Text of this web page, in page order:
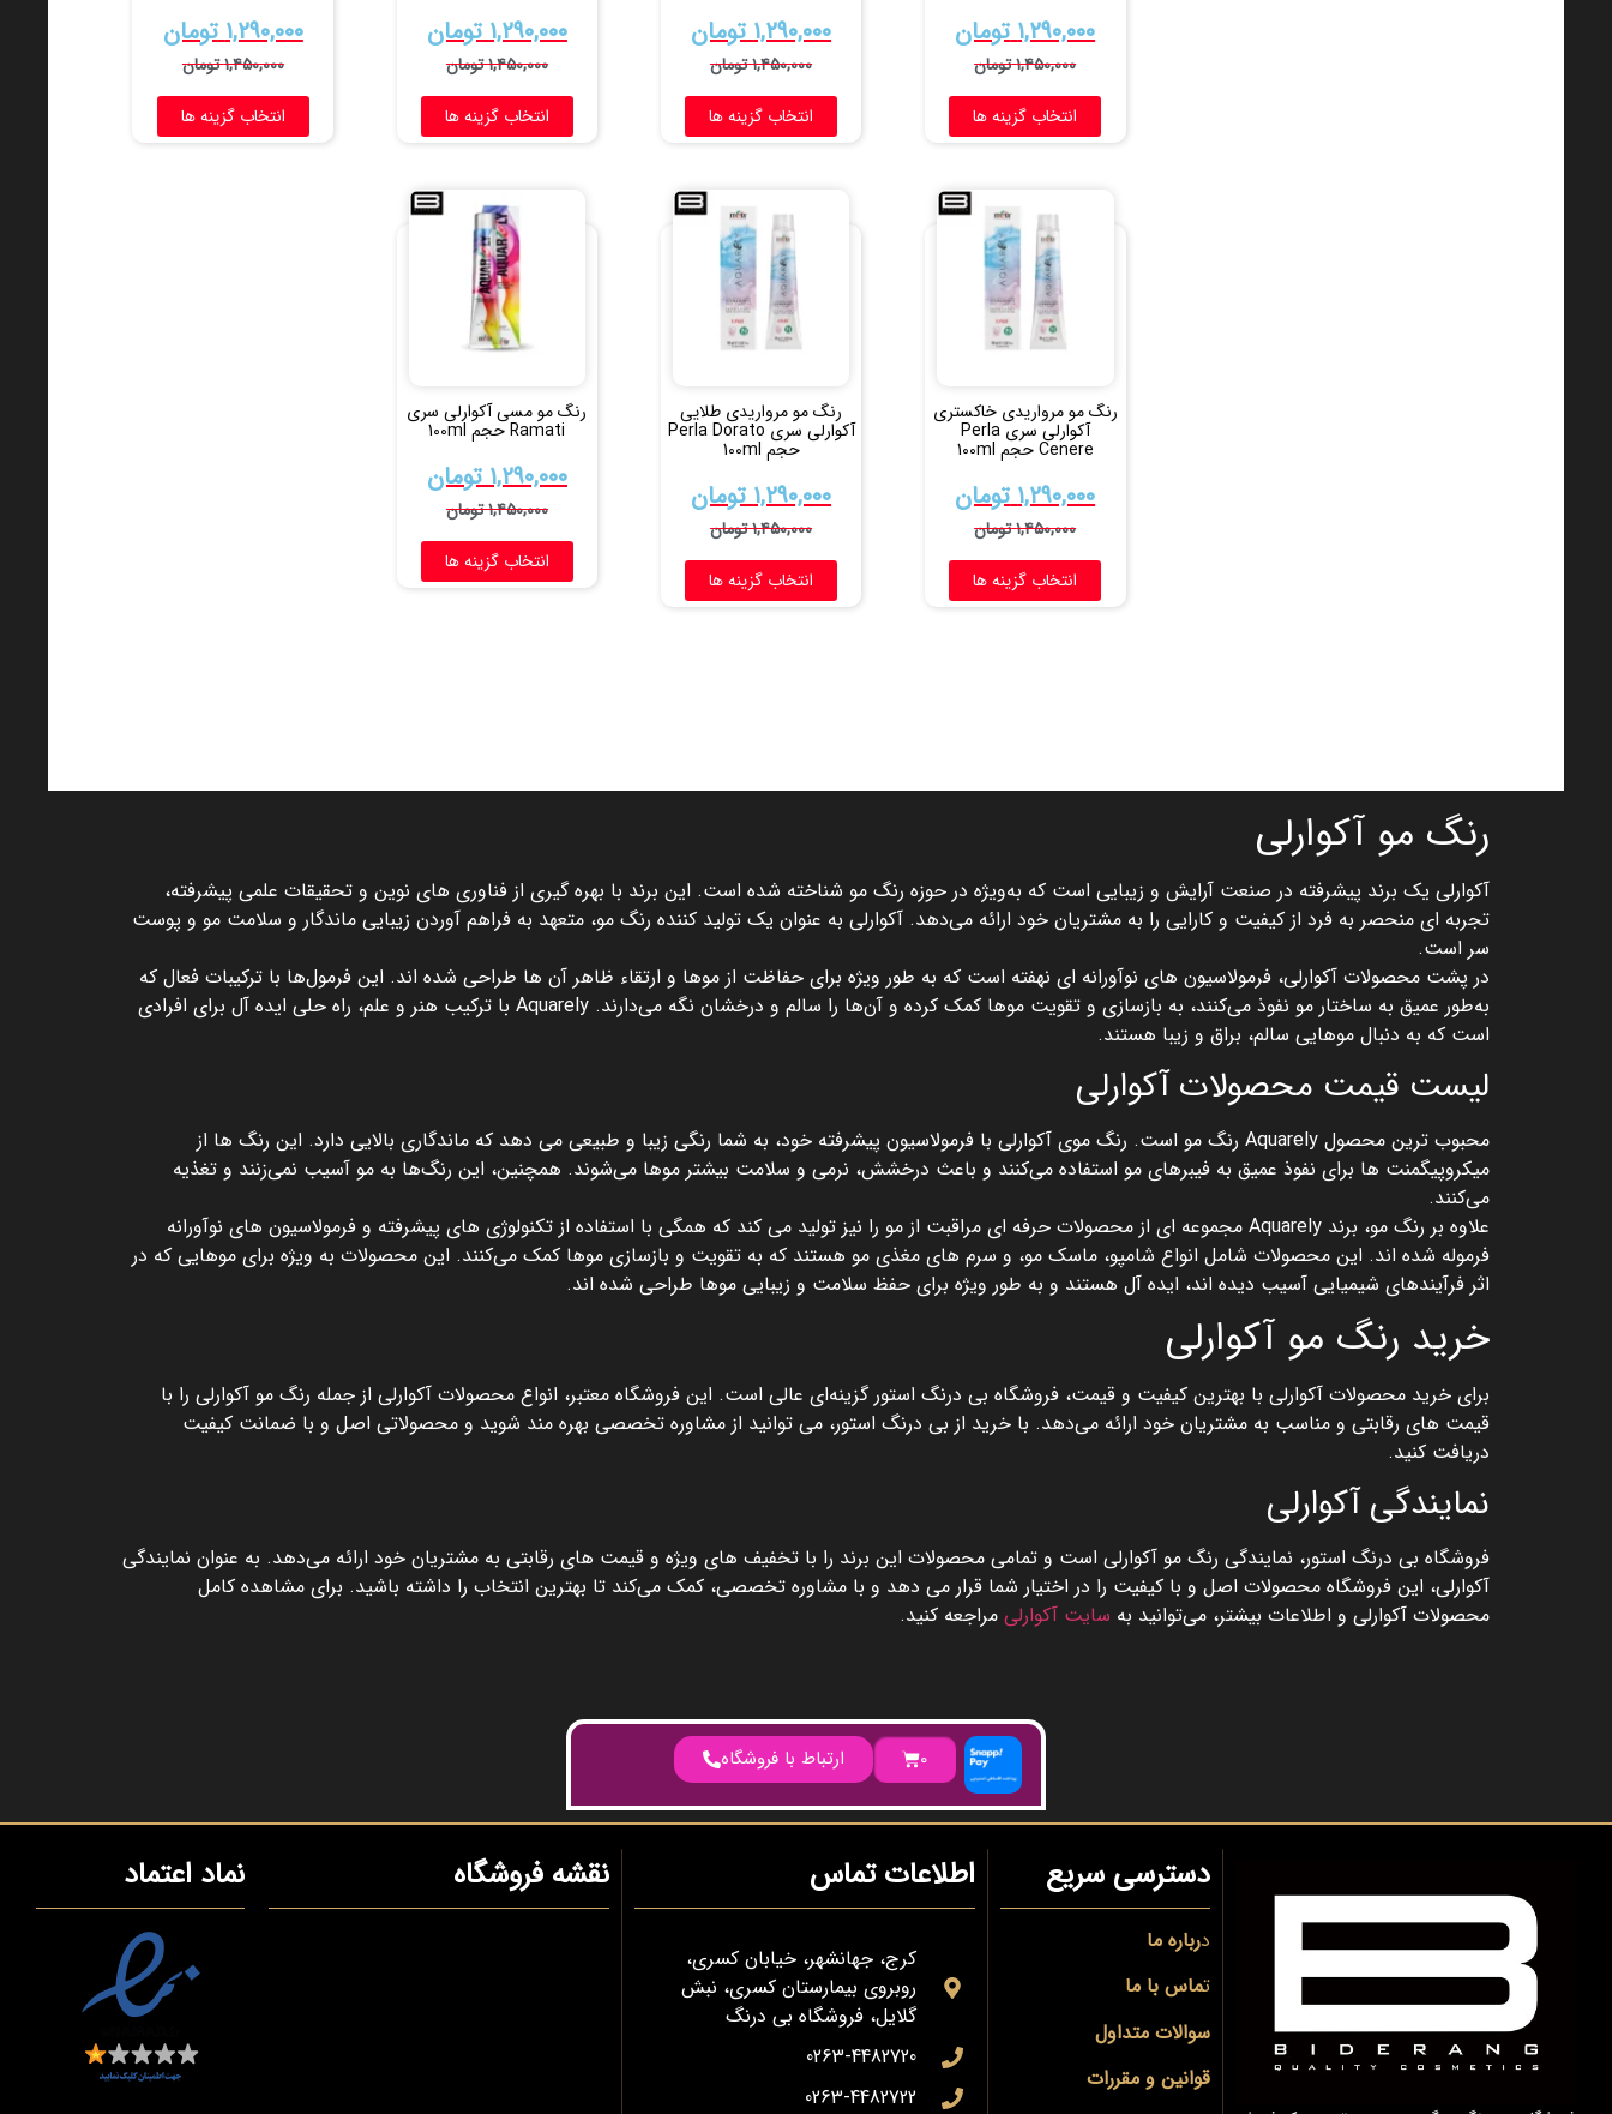
۱,۴۵۰,۰۰۰تومان
۱,۲۹۰,۰۰۰تومان
انتخاب گزینه ها
۱,۴۵۰,۰۰۰تومان
۱,۲۹۰,۰۰۰تومان
انتخاب گزینه ها
۱,۴۵۰,۰۰۰تومان
۱,۲۹۰,۰۰۰تومان
انتخاب گزینه ها
۱,۴۵۰,۰۰۰تومان
۱,۲۹۰,۰۰۰تومان
انتخاب گزینه ها
رنگ مو مرواریدی خاکستری
آکوارلی سری Perla
Cenere حجم 100ml
۱,۴۵۰,۰۰۰تومان
۱,۲۹۰,۰۰۰تومان
انتخاب گزینه ها
رنگ مو مرواریدی طلایی
آکوارلی سری Perla Dorato
حجم 100ml
۱,۴۵۰,۰۰۰تومان
۱,۲۹۰,۰۰۰تومان
انتخاب گزینه ها
رنگ مو مسی آکوارلی سری
Ramati حجم 100ml
۱,۴۵۰,۰۰۰تومان
۱,۲۹۰,۰۰۰تومان
انتخاب گزینه ها
رنگ مو آکوارلی
آکوارلی یک برند پیشرفته در صنعت آرایش و زیبایی است که به‌ویژه در حوزه رنگ مو شناخته شده است. این برند با بهره ‌گیری از فناوری‌ های نوین و تحقیقات علمی پیشرفته،
تجربه‌ ای منحصر به فرد از کیفیت و کارایی را به مشتریان خود ارائه می‌دهد. آکوارلی به ‌عنوان یک تولید کننده رنگ مو، متعهد به فراهم آوردن زیبایی ماندگار و سلامت مو و پوست
سر است.
در پشت محصولات آکوارلی، فرمولاسیون ‌های نوآورانه ‌ای نهفته است که به ‌طور ویژه برای حفاظت از موها و ارتقاء ظاهر آن ‌ها طراحی شده ‌اند. این فرمول‌ها با ترکیبات فعال که
به‌طور عمیق به ساختار مو نفوذ می‌کنند، به بازسازی و تقویت موها کمک کرده و آن‌ها را سالم و درخشان نگه می‌دارند. Aquarely با ترکیب هنر و علم، راه ‌حلی ایده ‌آل برای افرادی
است که به دنبال موهایی سالم، براق و زیبا هستند.
لیست قیمت محصولات آکوارلی
محبوب ترین محصول Aquarely رنگ مو است. رنگ موی آکوارلی با فرمولاسیون پیشرفته خود، به شما رنگی زیبا و طبیعی می‌ دهد که ماندگاری بالایی دارد. این رنگ ‌ها از
میکروپیگمنت‌ ها برای نفوذ عمیق به فیبرهای مو استفاده می‌کنند و باعث درخشش، نرمی و سلامت بیشتر موها می‌شوند. همچنین، این رنگ‌ها به مو آسیب نمی‌زنند و تغذیه
می‌کنند.
علاوه بر رنگ مو، برند Aquarely مجموعه ‌ای از محصولات حرفه ‌ای مراقبت از مو را نیز تولید می کند که همگی با استفاده از تکنولوژی ‌های پیشرفته و فرمولاسیون‌ های نوآورانه
فرموله شده‌ اند. این محصولات شامل انواع شامپو، ماسک‌ مو، و سرم ‌های مغذی مو هستند که به تقویت و بازسازی موها کمک می‌کنند. این محصولات به ‌ویژه برای موهایی که در
اثر فرآیندهای شیمیایی آسیب دیده ‌اند، ایده ‌آل هستند و به‌ طور ویژه برای حفظ سلامت و زیبایی موها طراحی شده ‌اند.
خرید رنگ مو آکوارلی
برای خرید محصولات آکوارلی با بهترین کیفیت و قیمت، فروشگاه بی درنگ استور گزینه‌ای عالی است. این فروشگاه معتبر، انواع محصولات آکوارلی از جمله رنگ مو آکوارلی را با
قیمت‌ های رقابتی و مناسب به مشتریان خود ارائه می‌دهد. با خرید از بی درنگ استور، می‌ توانید از مشاوره تخصصی بهره‌ مند شوید و محصولاتی اصل و با ضمانت کیفیت
دریافت کنید.
نمایندگی آکوارلی
فروشگاه بی درنگ استور، نمایندگی رنگ مو آکوارلی است و تمامی محصولات این برند را با تخفیف ‌های ویژه و قیمت ‌های رقابتی به مشتریان خود ارائه می‌دهد. به عنوان نمایندگی
آکوارلی، این فروشگاه محصولات اصل و با کیفیت را در اختیار شما قرار می‌ دهد و با مشاوره تخصصی، کمک می‌کند تا بهترین انتخاب را داشته باشید. برای مشاهده کامل
محصولات آکوارلی و اطلاعات بیشتر، می‌توانید به سایت آکوارلی مراجعه کنید.
0 ارتباط با فروشگاه
دسترسی سریع
درباره ما
تماس با ما
سوالات متداول
قوانین و مقررات
اطلاعات تماس
کرج، جهانشهر، خیابان کسری،
روبروی بیمارستان کسری، نبش
گلایل، فروشگاه بی درنگ
0263-4482720
0263-4482722
نقشه فروشگاه نماد اعتماد